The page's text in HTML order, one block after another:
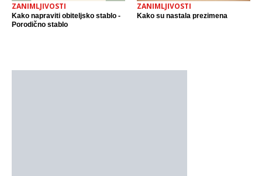
ZANIMLJIVOSTI
Kako napraviti obiteljsko stablo -
Porodično stablo
ZANIMLJIVOSTI
Kako su nastala prezimena